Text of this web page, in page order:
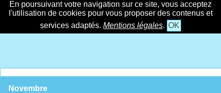
En poursuivant votre navigation sur ce site, vous acceptez
l'utilisation de cookies pour vous proposer des contenus et
services adaptés. Mentions légales. OK
Novembre